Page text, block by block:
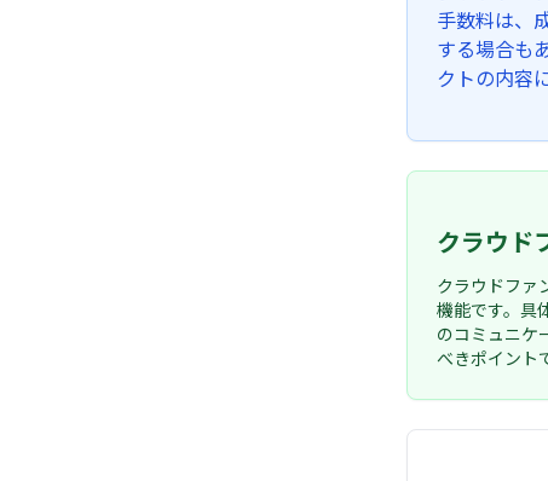
手数料は、
する場合も
クトの内容
クラウド
クラウドファ
機能です。具
のコミュニケ
べきポイント